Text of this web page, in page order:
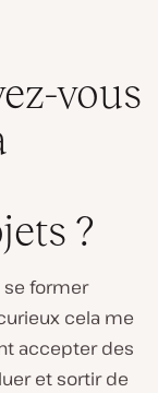
vous
?
se former
cela me
accepter des
et sortir de